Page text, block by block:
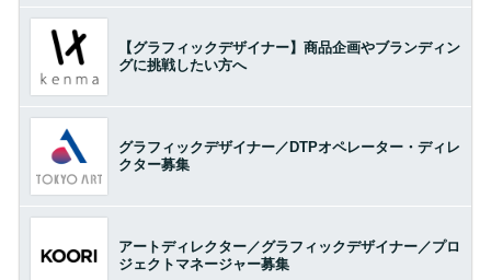
【グラフィックデザイナー】商品企画やブランディン
グに挑戦したい方へ
グラフィックデザイナー／DTPオペレーター・ディレ
クター募集
アートディレクター／グラフィックデザイナー／プロ
ジェクトマネージャー募集